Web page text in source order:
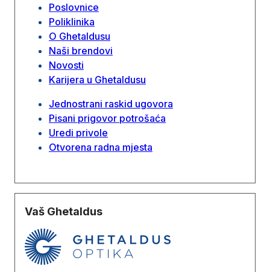
Poslovnice
Poliklinika
O Ghetaldusu
Naši brendovi
Novosti
Karijera u Ghetaldusu
Jednostrani raskid ugovora
Pisani prigovor potrošaća
Uredi privole
Otvorena radna mjesta
Vaš Ghetaldus